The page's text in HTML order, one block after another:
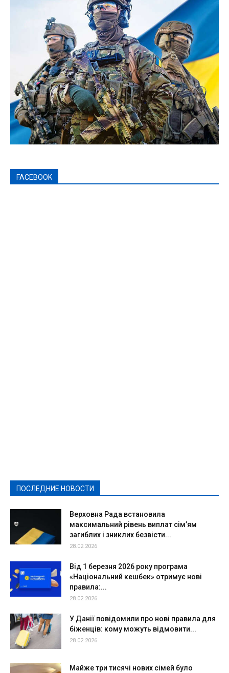
FACEBOOK
ПОСЛЕДНИЕ НОВОСТИ
Верховна Рада встановила
максимальний рівень виплат сім’ям
загиблих і зниклих безвісти...
28.02.2026
Від 1 березня 2026 року програма
«Національний кешбек» отримує нові
правила:...
28.02.2026
У Данії повідомили про нові правила для
біженців: кому можуть відмовити...
28.02.2026
Майже три тисячі нових сімей було